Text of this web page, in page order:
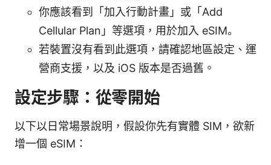
你應該看到「加入行動計畫」或「Add
Cellular Plan」等選項，用於加入 eSIM。
若裝置沒有看到此選項，請確認地區設定、運
營商支援，以及 iOS 版本是否過舊。
設定步驟：從零開始
以下以日常場景說明，假設你先有實體 SIM，欲新
增一個 eSIM：